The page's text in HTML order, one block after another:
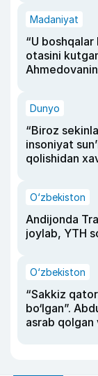
Madaniyat
“U
otasini
Dunyo
“Biroz
insoniyat
qolishidan
O‘zbekiston
Andijonda
joylab, YTH
O‘zbekiston
“Sakkiz
bo‘lgan”.
asrab qolgan